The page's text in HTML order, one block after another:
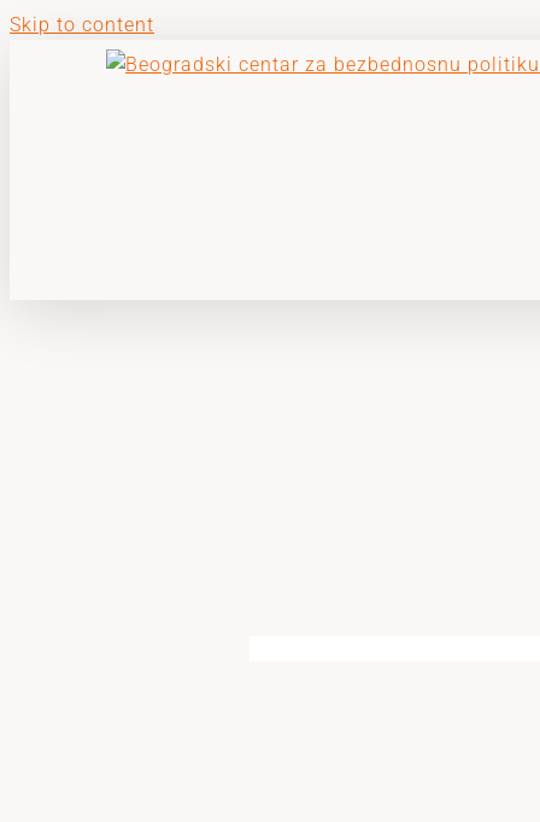
Skip to content